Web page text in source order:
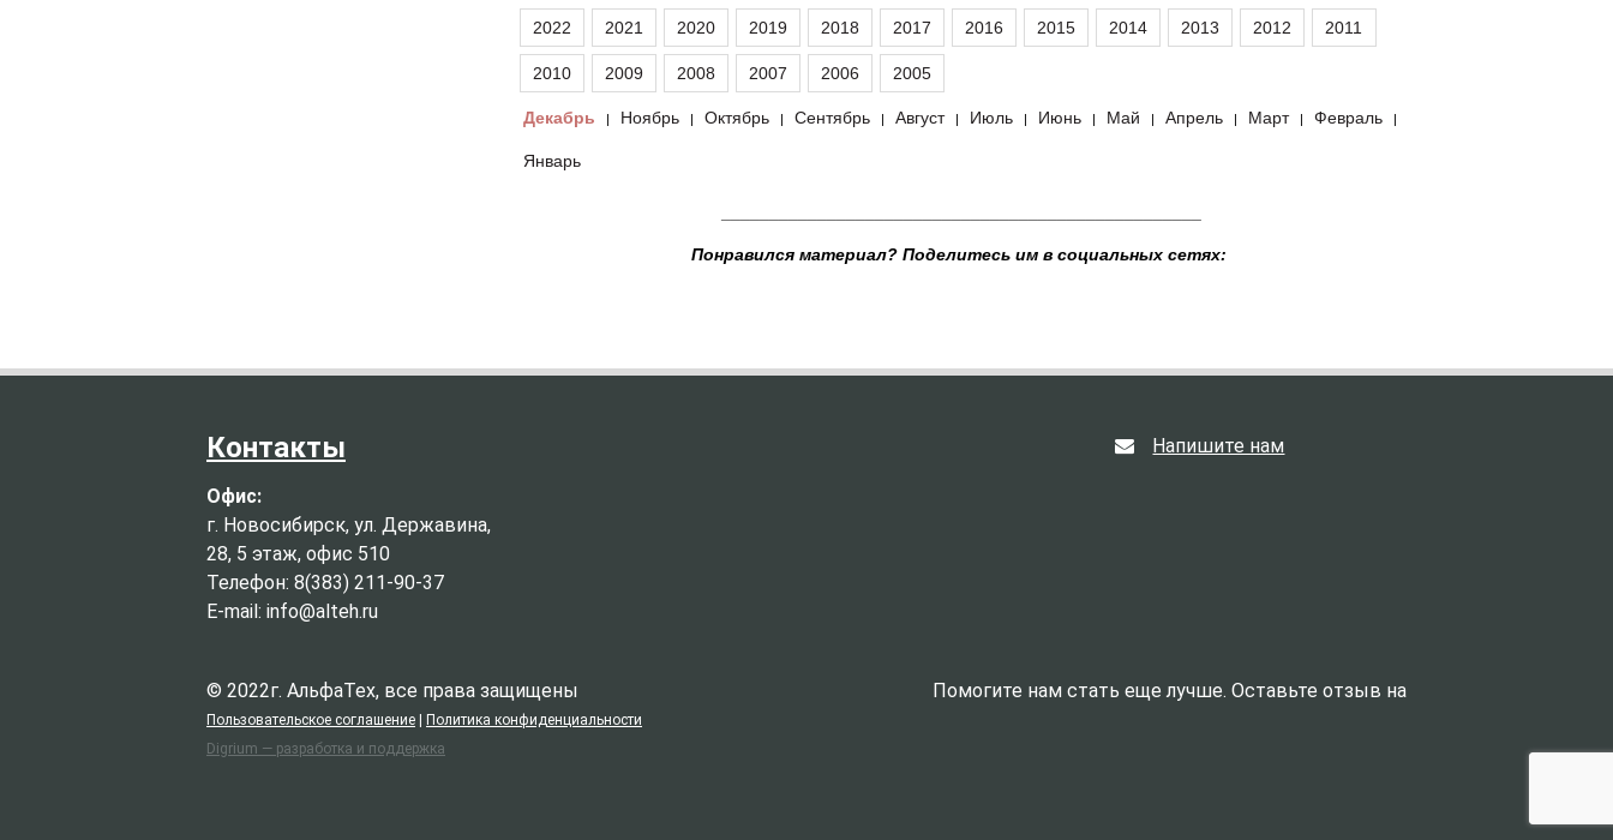
2022 2021 2020 2019 2018 2017 2016 2015 2014 2013 2012 2011
2010 2009 2008 2007 2006 2005
Декабрь | Ноябрь | Октябрь | Сентябрь | Август | Июль | Июнь | Май | Апрель | Март | Февраль |
Январь
Понравился материал? Поделитесь им в социальных сетях:
Контакты
Офис:
г. Новосибирск, ул. Державина,
28, 5 этаж, офис 510
Телефон: 8(383) 211-90-37
E-mail: info@alteh.ru
Напишите нам
© 2022г. АльфаТех, все права защищены
Пользовательское соглашение
Политика конфиденциальности
Digrium — разработка и поддержка
Помогите нам стать еще лучше. Оставьте отзыв на